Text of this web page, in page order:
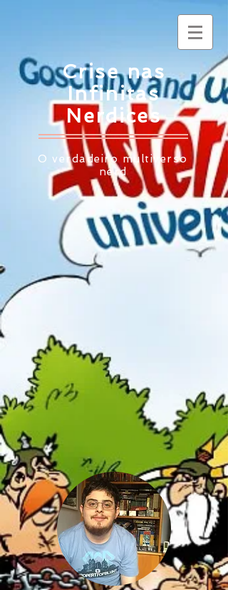
Crise nas
Infinitas
Nerdices
O verdadeiro multiverso
nerd